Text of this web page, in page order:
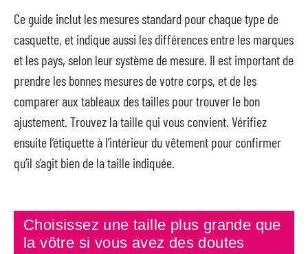
Ce guide inclut les mesures standard pour chaque type de
casquette, et indique aussi les différences entre les marques
et les pays, selon leur système de mesure. Il est important de
prendre les bonnes mesures de votre corps, et de les
comparer aux tableaux des tailles pour trouver le bon
ajustement. Trouvez la taille qui vous convient. Vérifiez
ensuite l’étiquette à l’intérieur du vêtement pour confirmer
qu’il s’agit bien de la taille indiquée.
Choisissez une taille plus grande que
la vôtre si vous avez des doutes